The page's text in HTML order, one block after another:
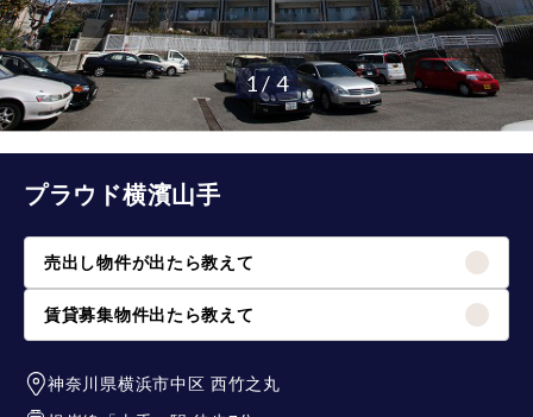
1 / 4
プラウド横濱山手
売出し物件が出たら教えて
賃貸募集物件出たら教えて
神奈川県横浜市中区 西竹之丸